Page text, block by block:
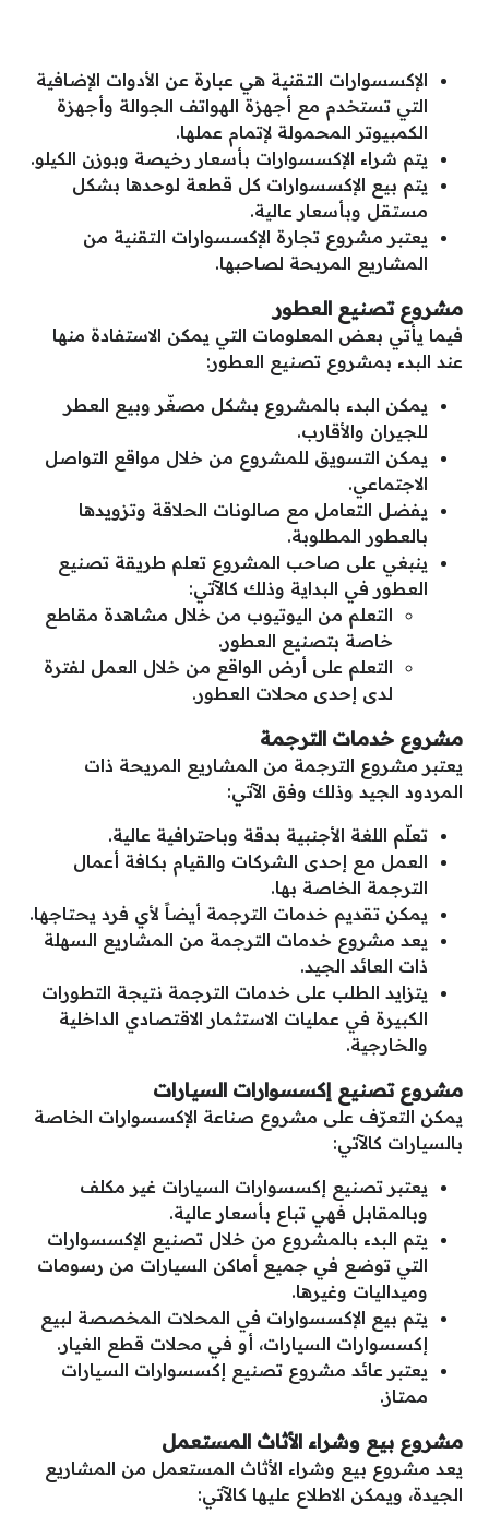
الإكسسوارات التقنية هي عبارة عن الأدوات الإضافية
التي تستخدم مع أجهزة الهواتف الجوالة وأجهزة
الكمبيوتر المحمولة لإتمام عملها.
يتم شراء الإكسسوارات بأسعار رخيصة وبوزن الكيلو.
يتم بيع الإكسسوارات كل قطعة لوحدها بشكل
مستقل وبأسعار عالية.
يعتبر مشروع تجارة الإكسسوارات التقنية من
المشاريع المربحة لصاحبها.
مشروع تصنيع العطور
فيما يأتي بعض المعلومات التي يمكن الاستفادة منها
عند البدء بمشروع تصنيع العطور:
يمكن البدء بالمشروع بشكل مصغّر وبيع العطر
للجيران والأقارب.
يمكن التسويق للمشروع من خلال مواقع التواصل
الاجتماعي.
يفضل التعامل مع صالونات الحلاقة وتزويدها
بالعطور المطلوبة.
ينبغي على صاحب المشروع تعلم طريقة تصنيع
العطور في البداية وذلك كالآتي:
التعلم من اليوتيوب من خلال مشاهدة مقاطع
خاصة بتصنيع العطور.
التعلم على أرض الواقع من خلال العمل لفترة
لدى إحدى محلات العطور.
مشروع خدمات الترجمة
يعتبر مشروع الترجمة من المشاريع المريحة ذات
المردود الجيد وذلك وفق الآتي:
تعلّم اللغة الأجنبية بدقة وباحترافية عالية.
العمل مع إحدى الشركات والقيام بكافة أعمال
الترجمة الخاصة بها.
يمكن تقديم خدمات الترجمة أيضاً لأي فرد يحتاجها.
يعد مشروع خدمات الترجمة من المشاريع السهلة
ذات العائد الجيد.
يتزايد الطلب على خدمات الترجمة نتيجة التطورات
الكبيرة في عمليات الاستثمار الاقتصادي الداخلية
والخارجية.
مشروع تصنيع إكسسوارات السيارات
يمكن التعرّف على مشروع صناعة الإكسسوارات الخاصة
بالسيارات كالآتي:
يعتبر تصنيع إكسسوارات السيارات غير مكلف
وبالمقابل فهي تباع بأسعار عالية.
يتم البدء بالمشروع من خلال تصنيع الإكسسوارات
التي توضع في جميع أماكن السيارات من رسومات
وميداليات وغيرها.
يتم بيع الإكسسوارات في المحلات المخصصة لبيع
إكسسوارات السيارات، أو في محلات قطع الغيار.
يعتبر عائد مشروع تصنيع إكسسوارات السيارات
ممتاز.
مشروع بيع وشراء الأثاث المستعمل
يعد مشروع بيع وشراء الأثاث المستعمل من المشاريع
الجيدة، ويمكن الاطلاع عليها كالآتي: